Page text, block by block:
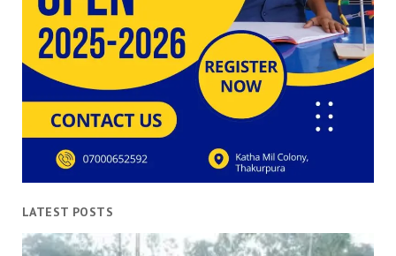
LATEST POSTS